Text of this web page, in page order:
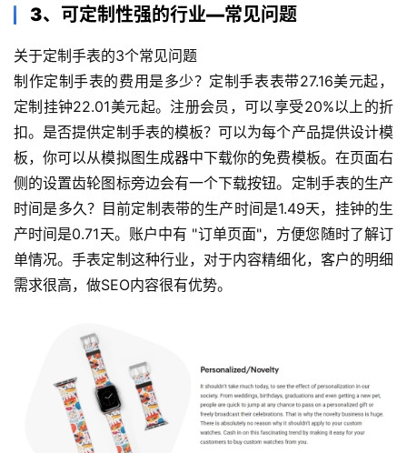
3、可定制性强的行业—常见问题
关于定制手表的3个常见问题
制作定制手表的费用是多少？定制手表表带27.16美元起，
定制挂钟22.01美元起。注册会员，可以享受20%以上的折
扣。是否提供定制手表的模板？可以为每个产品提供设计模
板，你可以从模拟图生成器中下载你的免费模板。在页面右
侧的设置齿轮图标旁边会有一个下载按钮。定制手表的生产
时间是多久？目前定制表带的生产时间是1.49天，挂钟的生
产时间是0.71天。账户中有 "订单页面"，方便您随时了解订
单情况。手表定制这种行业，对于内容精细化，客户的明细
需求很高，做SEO内容很有优势。